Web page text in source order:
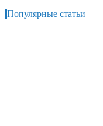
Популярные статьи